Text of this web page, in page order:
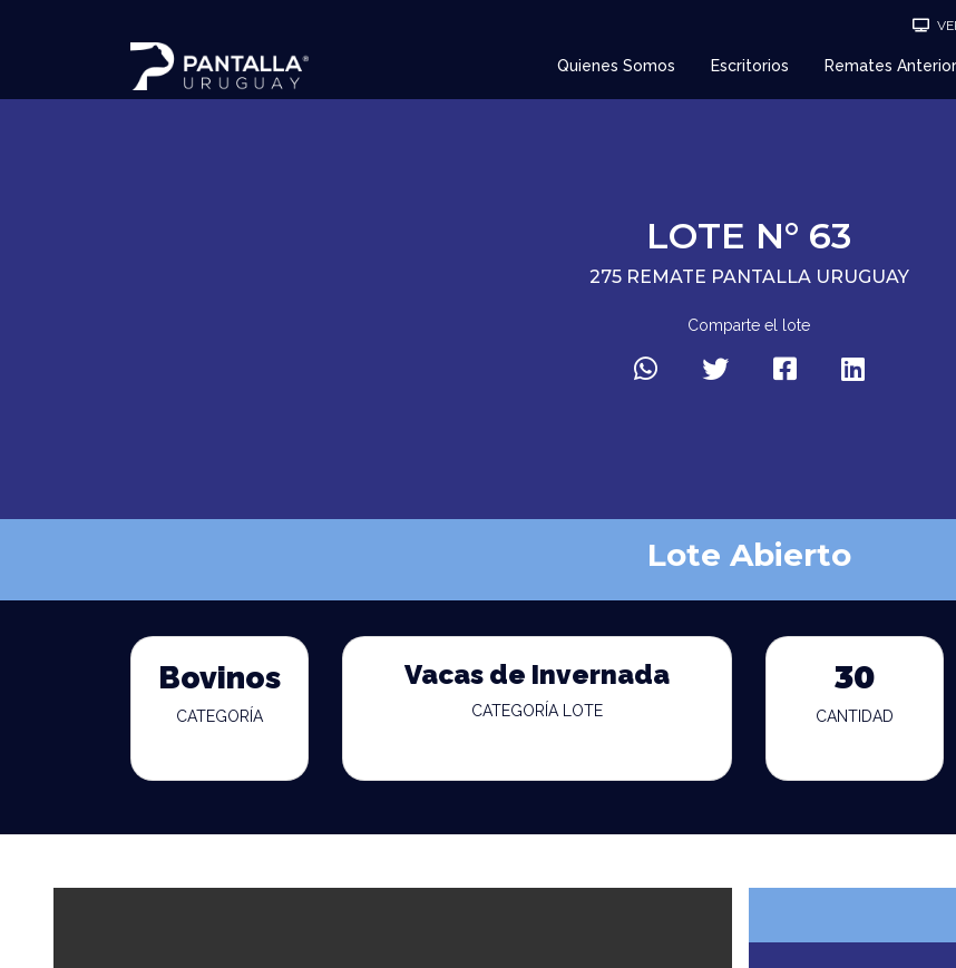
Quienes Somos Escritorios Remates
LOTE N° 63
275 REMATE PANTALLA URUGUAY
Comparte el lote
Lote Abierto
Bovinos
CATEGORÍA
Vacas de Invernada
CATEGORÍA LOTE
30
CANTIDAD